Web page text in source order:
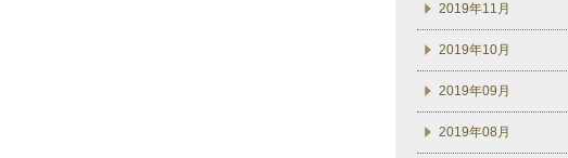
2019年11月
2019年10月
2019年09月
2019年08月